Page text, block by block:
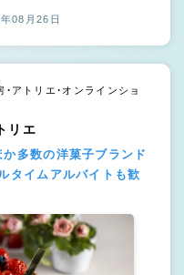
08月26日
アトリエ・オンラインショ
リエ
多数の洋菓子ブランド
タイムアルバイトも歓